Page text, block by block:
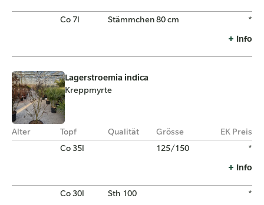
Co 7l Stämmchen80 cm *
Info
Lagerstroemia indica
Kreppmyrte
Alter Topf Qualität Grösse
EK Preis
Co 35l
125/150 *
Info
Co 30l Sth 100 *